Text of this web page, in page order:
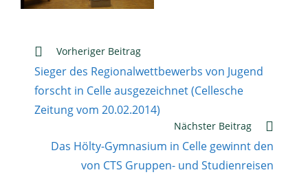
Weitere
ansehen
Vorheriger Beitrag
Sieger des Regionalwettbewerbs von Jugend
forscht in Celle ausgezeichnet (Cellesche
Zeitung vom 20.02.2014)
Nächster Beitrag
Das Hölty-Gymnasium in Celle gewinnt den
von CTS Gruppen- und Studienreisen